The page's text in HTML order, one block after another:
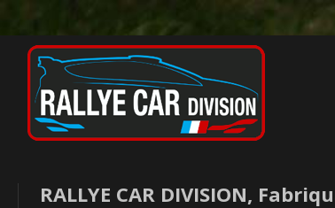
RALLYE CAR DIVISION,